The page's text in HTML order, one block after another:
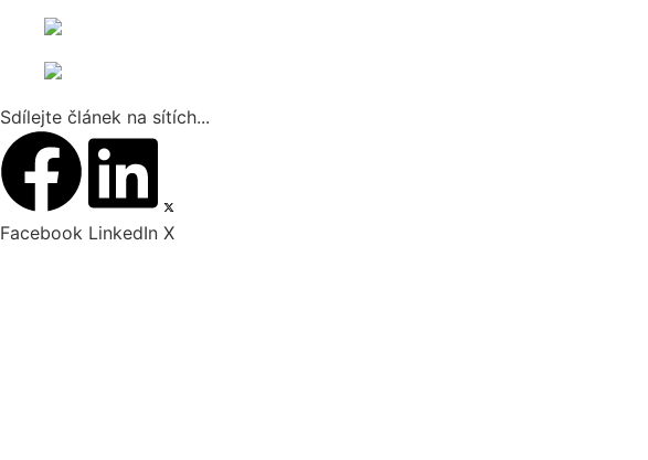
Sdílejte článek na sítích...
Facebook LinkedIn X